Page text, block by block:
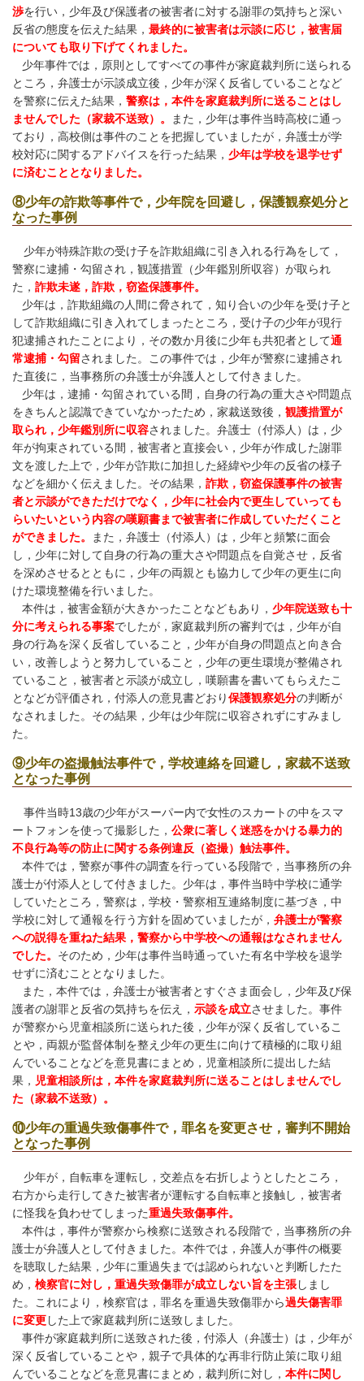
渉を行い，少年及び保護者の被害者に対する謝罪の気持ちと深い
反省の態度を伝えた結果， 最終的に被害者は示談に応じ，被害届
についても取り下げてくれました。
少年事件では，原則としてすべての事件が家庭裁判所に送られる
ところ， 弁護士が示談成立後，少年が深く反省していることなど
を警察に伝えた結果， 警察は，本件を家庭裁判所に送ることはし
ませんでした（家裁不送致）。
また，少年は事件当時高校に通っ
ており，高校側は事件のことを把握していましたが，弁護士が学
校対応に関するアドバイスを行った結果， 少年は学校を退学せず
に済むこととなりました。
⑧少年の詐欺等事件で，少年院を回避し，保護観察処分と
なった事例
少年が特殊詐欺の受け子を詐欺組織に引き入れる行為をして，
警察に逮捕・勾留され，観護措置（少年鑑別所収容）が取られ
た， 詐欺未遂，詐欺，窃盗保護事件。
少年は，詐欺組織の人間に脅されて，知り合いの少年を受け子と
して詐欺組織に引き入れてしまったところ，受け子の少年が現行
犯逮捕されたことにより，その数か月後に少年も共犯者として通
常逮捕・勾留されました。この事件では，少年が警察に逮捕され
た直後に，当事務所の弁護士が弁護人として付きました。
少年は，逮捕・勾留されている間，自身の行為の重大さや問題点
をきちんと認識できていなかったため，家裁送致後， 観護措置が
取られ，少年鑑別所に収容されました。 弁護士（付添人）は，少
年が拘束されている間，被害者と直接会い，少年が作成した謝罪
文を渡した上で，少年が詐欺に加担した経緯や少年の反省の様子
などを細かく伝えました。その結果， 詐欺，窃盗保護事件の被害
者と示談ができただけでなく，少年に社会内で更生していっても
らいたいという内容の嘆願書まで被害者に作成していただくこと
ができました。
また，弁護士（付添人）は，少年と頻繁に面会
し，少年に対して自身の行為の重大さや問題点を自覚させ，反省
を深めさせるとともに，少年の両親とも協力して少年の更生に向
けた環境整備を行いました。
本件は，被害金額が大きかったことなどもあり， 少年院送致も十
分に考えられる事案でしたが，家庭裁判所の審判では，少年が自
身の行為を深く反省していること，少年が自身の問題点と向き合
い，改善しようと努力していること，少年の更生環境が整備され
ていること，被害者と示談が成立し，嘆願書を書いてもらえたこ
となどが評価され，付添人の意見書どおり保護観察処分の判断が
なされました。その結果，少年は少年院に収容されずにすみまし
た。
⑨少年の盗撮触法事件で，学校連絡を回避し，家裁不送致
となった事例
事件当時13歳の少年がスーパー内で女性のスカートの中をスマ
ートフォンを使って撮影した， 公衆に著しく迷惑をかける暴力的
不良行為等の防止に関する条例違反（盗撮）触法事件。
本件では，警察が事件の調査を行っている段階で，当事務所の弁
護士が付添人として付きました。 少年は，事件当時中学校に通学
していたところ，警察は，学校・警察相互連絡制度に基づき，中
学校に対して通報を行う方針を固めていましたが， 弁護士が警察
への説得を重ねた結果，警察から中学校への通報はなされません
でした。 そのため，少年は事件当時通っていた有名中学校を退学
せずに済むこととなりました。
また，本件では，弁護士が被害者とすぐさま面会し，少年及び保
護者の謝罪と反省の気持ちを伝え， 示談を成立させました。 事件
が警察から児童相談所に送られた後，少年が深く反省しているこ
とや，両親が監督体制を整え少年の更生に向けて積極的に取り組
んでいることなどを意見書にまとめ，児童相談所に提出した結
果， 児童相談所は，本件を家庭裁判所に送ることはしませんでし
た（家裁不送致）。
⑩少年の重過失致傷事件で，罪名を変更させ，審判不開始
となった事例
少年が，自転車を運転し，交差点を右折しようとしたところ，
右方から走行してきた被害者が運転する自転車と接触し，被害者
に怪我を負わせてしまった重過失致傷事件。
本件は，事件が警察から検察に送致される段階で，当事務所の弁
護士が弁護人として付きました。 本件では，弁護人が事件の概要
を聴取した結果，少年に重過失までは認められないと判断したた
め， 検察官に対し，重過失致傷罪が成立しない旨を主張しまし
た。これにより，検察官は，罪名を重過失致傷罪から過失傷害罪
に変更した上で家庭裁判所に送致しました。
事件が家庭裁判所に送致された後，付添人（弁護士）は，少年が
深く反省していることや，親子で具体的な再非行防止策に取り組
んでいることなどを意見書にまとめ，裁判所に対し， 本件に関し